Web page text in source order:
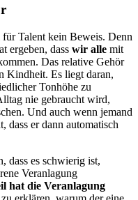
für Talent kein Beweis. Denn
ergeben, dass wir alle mit
Das relative Gehör
Kindheit. Es liegt daran,
Tonhöhe zu
nie gebraucht wird,
Und auch wenn jemand
dass er dann automatisch
dass es schwierig ist,
Veranlagung
hat die Veranlagung